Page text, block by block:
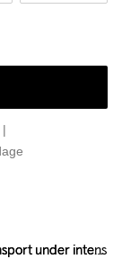
under intens
under intens